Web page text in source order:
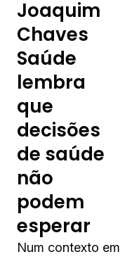
Joaquim
Chaves
Saúde
lembra
que
decisões
de saúde
não
podem
esperar
Num contexto em